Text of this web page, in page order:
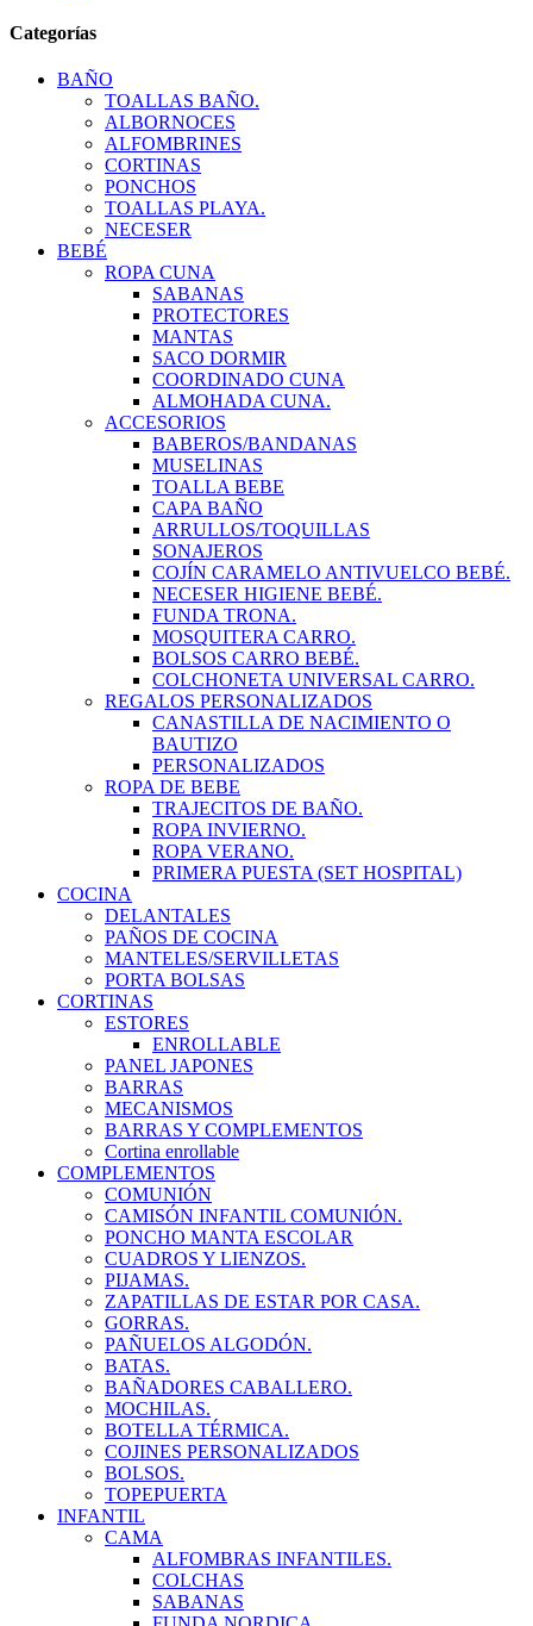
Categorías
BAÑO
TOALLAS BAÑO.
ALBORNOCES
ALFOMBRINES
CORTINAS
PONCHOS
TOALLAS PLAYA.
NECESER
BEBÉ
ROPA CUNA
SABANAS
PROTECTORES
MANTAS
SACO DORMIR
COORDINADO CUNA
ALMOHADA CUNA.
ACCESORIOS
BABEROS/BANDANAS
MUSELINAS
TOALLA BEBE
CAPA BAÑO
ARRULLOS/TOQUILLAS
SONAJEROS
COJÍN CARAMELO ANTIVUELCO BEBÉ.
NECESER HIGIENE BEBÉ.
FUNDA TRONA.
MOSQUITERA CARRO.
BOLSOS CARRO BEBÉ.
COLCHONETA UNIVERSAL CARRO.
REGALOS PERSONALIZADOS
CANASTILLA DE NACIMIENTO O
BAUTIZO
PERSONALIZADOS
ROPA DE BEBE
TRAJECITOS DE BAÑO.
ROPA INVIERNO.
ROPA VERANO.
PRIMERA PUESTA (SET HOSPITAL)
COCINA
DELANTALES
PAÑOS DE COCINA
MANTELES/SERVILLETAS
PORTA BOLSAS
CORTINAS
ESTORES
ENROLLABLE
PANEL JAPONES
BARRAS
MECANISMOS
BARRAS Y COMPLEMENTOS
Cortina enrollable
COMPLEMENTOS
COMUNIÓN
CAMISÓN INFANTIL COMUNIÓN.
PONCHO MANTA ESCOLAR
CUADROS Y LIENZOS.
PIJAMAS.
ZAPATILLAS DE ESTAR POR CASA.
GORRAS.
PAÑUELOS ALGODÓN.
BATAS.
BAÑADORES CABALLERO.
MOCHILAS.
BOTELLA TÉRMICA.
COJINES PERSONALIZADOS
BOLSOS.
TOPEPUERTA
INFANTIL
CAMA
ALFOMBRAS INFANTILES.
COLCHAS
SABANAS